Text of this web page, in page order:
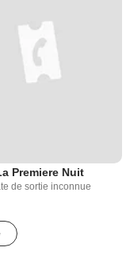
Premiere Nuit
de sortie inconnue